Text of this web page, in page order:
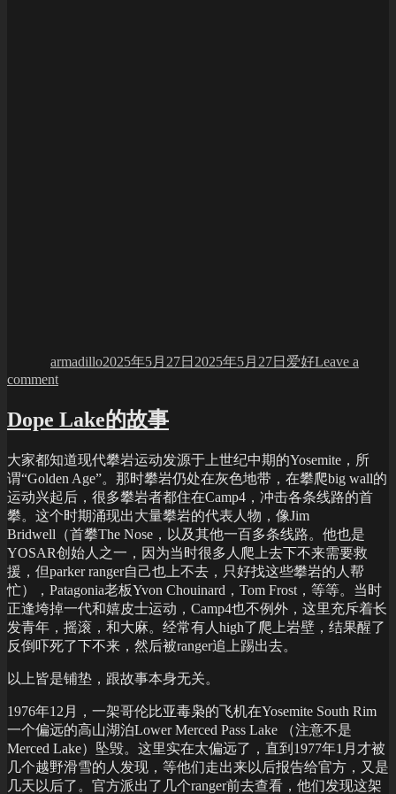
armadillo2025年5月27日 2025年5月27日 爱好Leave a
commenton
Day
Dope Lake的故事
大家都知道现代攀岩运动发源于上世纪中期的Yosemite，所
谓“Golden Age”。那时攀岩仍处在灰色地带，在攀爬big wall的
运动兴起后，很多攀岩者都住在Camp4，冲击各条线路的首
攀。这个时期涌现出大量攀岩的代表人物，像Jim
Bridwell（首攀The Nose，以及其他一百多条线路。他也是
YOSAR创始人之一，因为当时很多人爬上去下不来需要救
援，但parker ranger自己也上不去，只好找这些攀岩的人帮
忙），Patagonia老板Yvon Chouinard，Tom Frost，等等。当时
正逢垮掉一代和嬉皮士运动，Camp4也不例外，这里充斥着长
发青年，摇滚，和大麻。经常有人high了爬上岩壁，结果醒了
反倒吓死了下不来，然后被ranger追上踢出去。
以上皆是铺垫，跟故事本身无关。
1976年12月，一架哥伦比亚毒枭的飞机在Yosemite South Rim
一个偏远的高山湖泊Lower Merced Pass Lake （注意不是
Merced Lake）坠毁。这里实在太偏远了，直到1977年1月才被
几个越野滑雪的人发现，等他们走出来以后报告给官方，又是
几天以后了。官方派出了几个ranger前去查看，他们发现这架